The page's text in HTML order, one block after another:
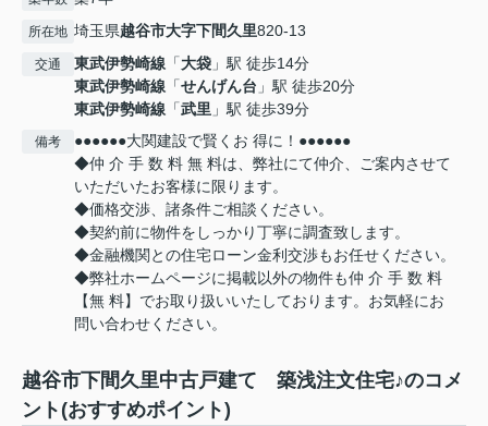
所在地 埼玉県越谷市大字下間久里820-13
交通 東武伊勢崎線 「大袋 」駅 徒歩14分
東武伊勢崎線 「せんげん台 」駅 徒歩20分
東武伊勢崎線 「武里 」駅 徒歩39分
備考
●●●●●●大関建設で賢くお 得に！●●●●●●
◆仲 介 手 数 料 無 料は、弊社にて仲介、ご案内させて
いただいたお客様に限ります。
◆価格交渉、諸条件ご相談ください。
◆契約前に物件をしっかり丁寧に調査致します。
◆金融機関との住宅ローン金利交渉もお任せください。
◆弊社ホームページに掲載以外の物件も仲 介 手 数 料
【無 料】でお取り扱いいたしております。お気軽にお
問い合わせください。
越谷市下間久里中古戸建て 築浅注文住宅♪のコメ
ント(おすすめポイント)